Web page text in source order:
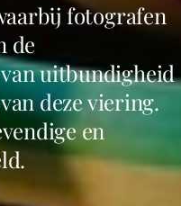
fotografen
de
uitbundigheid
deze viering.
en